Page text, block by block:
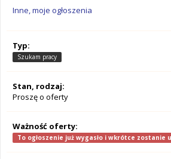
Inne, moje ogłoszenia
Typ:
Szukam pracy
Stan, rodzaj:
Proszę o oferty
Ważność oferty:
To ogłoszenie już wygasło i wkrótce zostanie